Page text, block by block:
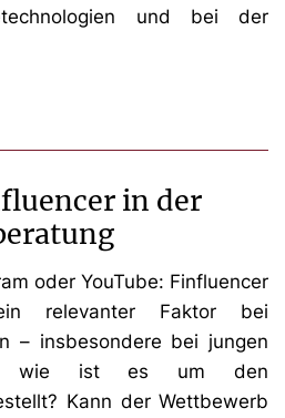
und bei der
in der
oder YouTube: Finfluencer
relevanter Faktor bei
– insbesondere bei jungen
wie ist es um den
Kann der Wettbewerb